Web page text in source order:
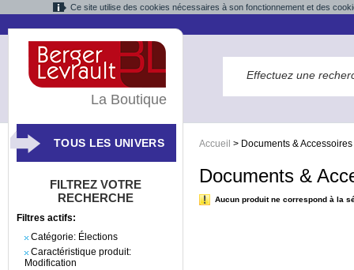
Ce site utilise des cookies nécessaires à son fonctionnement et des
Accueil > Documents & Accessoires
Documents &
Aucun produit ne correspond à la
La Boutique
TOUS LES UNIVERS
FILTREZ VOTRE
RECHERCHE
Filtres actifs:
Catégorie: Élections
Caractéristique produit:
Modification